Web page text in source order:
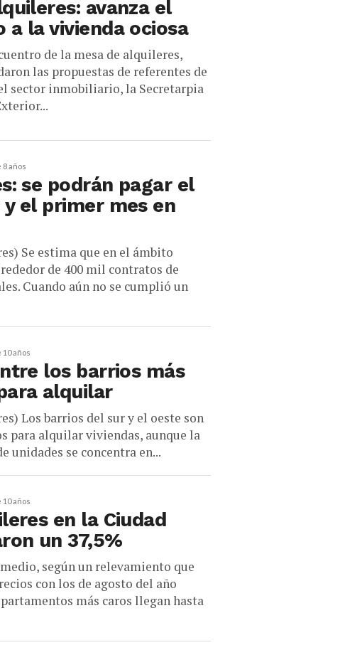
avanza el
a la vivienda ociosa
de la mesa de alquileres,
las propuestas de referentes de
sector inmobiliario, la Secretarpia
8 años
se podrán pagar el
el primer mes en
Se estima que en el ámbito
de 400 mil contratos de
Cuando aún no se cumplió un
10 años
los barrios más
alquilar
Los barrios del sur y el oeste son
para alquilar viviendas, aunque la
unidades se concentra en...
10 años
en la Ciudad
un 37,5%
según un relevamiento que
con los de agosto del año
más caros llegan hasta